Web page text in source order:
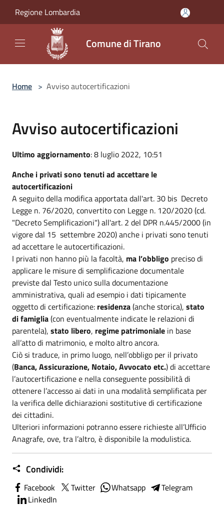
Regione Lombardia
Comune di Tirano
Home > Avviso autocertificazioni
Avviso autocertificazioni
Ultimo aggiornamento: 8 luglio 2022, 10:51
Anche i privati sono tenuti ad accettare le
autocertificazioni
A seguito della modifica apportata dall'art. 30 bis Decreto
Legge n. 76/2020, convertito con Legge n. 120/2020 (cd.
"Decreto Semplificazioni") all'art. 2 del DPR n.445/2000 (in
vigore dal 15 settembre 2020) anche i privati sono tenuti
ad accettare le autocertificazioni.
I privati non hanno più la facoltà, ma l’obbligo preciso di
applicare le misure di semplificazione documentale
previste dal Testo unico sulla documentazione
amministrativa, quali ad esempio i dati tipicamente
oggetto di certificazione: residenza(anche storica), stato
di famiglia(con eventualmente indicate le relazioni di
parentela), stato libero, regime patrimoniale in base
all’atto di matrimonio, e molto altro ancora.
Ciò si traduce, in primo luogo, nell’obbligo per il privato
(Banca, Assicurazione, Notaio, Avvocato etc.) di accettare
l’autocertificazione e nella conseguente possibilità di
ottenere l’accesso ai dati in una modalità semplificata per
la verifica delle dichiarazioni sostitutive di certificazione
dei cittadini.
Ulteriori informazioni potranno essere richieste all’Ufficio
Anagrafe, ove, tra l’altro, è disponibile la modulistica.
Condividi:
Facebook Twitter Whatsapp
Telegram
LinkedIn